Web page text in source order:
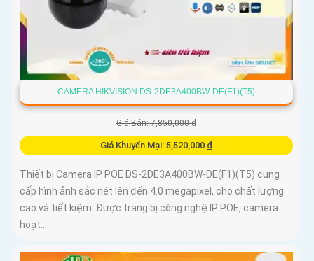
CAMERA HIKVISION DS-2DE3A400BW-DE(F1)(T5)
Giá Bán: 7,850,000 ₫
Giá Khuyến Mại: 5,520,000 ₫
Thiết bị Camera IP POE DS-2DE3A400BW-DE(F1)(T5) cung
cấp hình ảnh sắc nét lên đến 4.0 megapixel, cho chất lượng
cao và tiết kiệm. Được trang bị công nghệ IP POE, camera
hoạt...